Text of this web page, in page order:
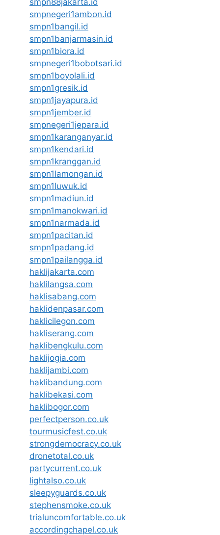
smpnegeri1ambon.id
smpn1bangil.id
smpn1banjarmasin.id
smpn1biora.id
smpnegeri1bobotsari.id
smpn1boyolali.id
smpn1gresik.id
smpn1jayapura.id
smpn1jember.id
smpnegeri1jepara.id
smpn1karanganyar.id
smpn1kendari.id
smpn1kranggan.id
smpn1lamongan.id
smpn1luwuk.id
smpn1madiun.id
smpn1manokwari.id
smpn1narmada.id
smpn1pacitan.id
smpn1padang.id
smpn1pailangga.id
haklijakarta.com
haklilangsa.com
haklisabang.com
haklidenpasar.com
haklicilegon.com
hakliserang.com
haklibengkulu.com
haklijogja.com
haklijambi.com
haklibandung.com
haklibekasi.com
haklibogor.com
perfectperson.co.uk
tourmusicfest.co.uk
strongdemocracy.co.uk
dronetotal.co.uk
partycurrent.co.uk
lightalso.co.uk
sleepyguards.co.uk
stephensmoke.co.uk
trialuncomfortable.co.uk
accordingchapel.co.uk